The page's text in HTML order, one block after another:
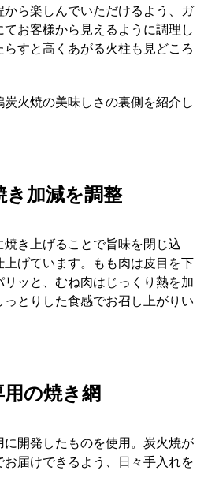
ら楽しんでいただけるよう、ガ
お客様から見えるように調理し
すと高くあがる火柱も見どころ
火焼の美味しさの裏側を紹介し
加減を調整
き上げることで旨味を閉じ込
げています。もも肉は皮目を下
ッと、むね肉はじっくり熱を加
っとりした食感でお召し上がりい
の焼き網
開発したものを使用。炭火焼が
届けできるよう、日々手入れを